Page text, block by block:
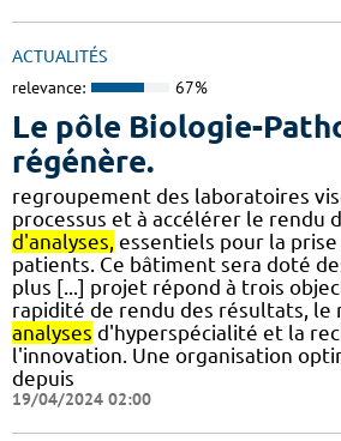
ACTUALITÉS
relevance: 67%
Le pôle Biologie-
régénère.
regroupement des laboratoires
processus et à accélérer le rendu
d'analyses, essentiels pour la prise
patients. Ce bâtiment sera doté
plus [...] projet répond à trois
rapidité de rendu des résultats, le
analyses d'hyperspécialité et la
l'innovation. Une organisation
depuis
19/04/2024 02:00